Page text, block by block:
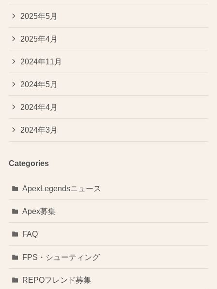
2025年5月
2025年4月
2024年11月
2024年5月
2024年4月
2024年3月
Categories
ApexLegendsニュース
Apex募集
FAQ
FPS・シューティング
REPOフレンド募集